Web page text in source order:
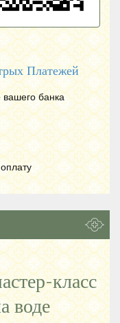
Платежей
банка
класс
воде